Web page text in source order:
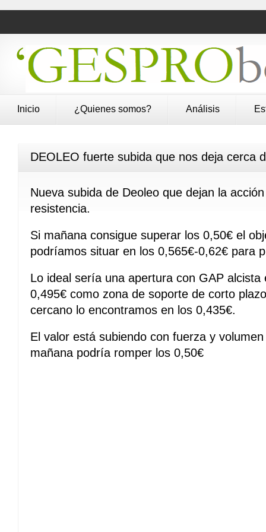
Inicio ¿Quienes somos? Análisis
DEOLEO fuerte subida que nos deja cerca
Nueva subida de Deoleo que dejan la
resistencia.
Si mañana consigue superar los 0,50€ el
podríamos situar en los 0,565€-0,62€ para
Lo ideal sería una apertura con GAP
0,495€ como zona de soporte de corto
cercano lo encontramos en los 0,435€.
El valor está subiendo con fuerza y
mañana podría romper los 0,50€